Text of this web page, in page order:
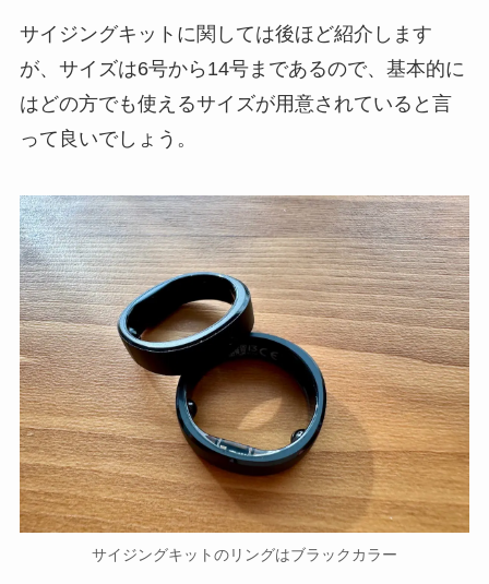
サイジングキットに関しては後ほど紹介します
が、サイズは6号から14号まであるので、基本的に
はどの方でも使えるサイズが用意されていると言
って良いでしょう。
サイジングキットのリングはブラックカラー